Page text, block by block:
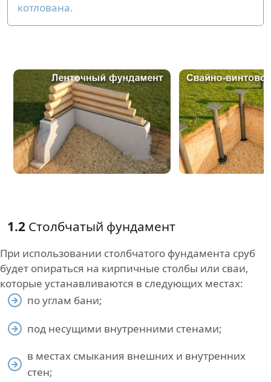
котлована.
1.2 Столбчатый фундамент
При использовании столбчатого фундамента сруб
будет опираться на кирпичные столбы или сваи,
которые устанавливаются в следующих местах:
по углам бани;
под несущими внутренними стенами;
в местах смыкания внешних и внутренних
стен;